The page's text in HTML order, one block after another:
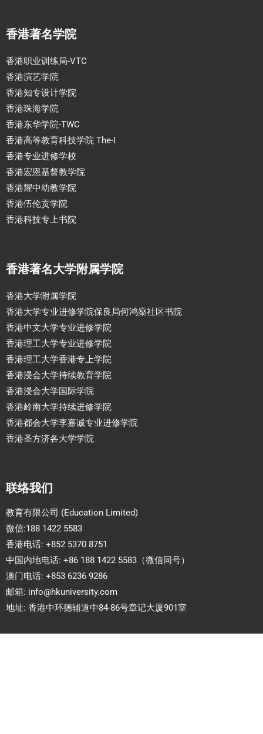
香港著名学院
香港职业训练局-VTC
香港演艺学院
香港知专设计学院
香港珠海学院
香港东华学院-TWC
香港高等教育科技学院 The-I
香港专业进修学校
香港宏恩基督教学院
香港耀中幼教学院
香港伍伦贡学院
香港科技专上书院
香港著名大学附属学院
香港大学附属学院
香港大学专业进修学院保良局何鸿燊社区书院
香港中文大学专业进修学院
香港理工大学专业进修学院
香港理工大学香港专上学院
香港浸会大学持续教育学院
香港浸会大学国际学院
香港岭南大学持续进修学院
香港都会大学李嘉诚专业进修学院
香港圣方济各大学学院
联络我们
教育有限公司 (Education Limited)
微信:188 1422 5583
香港电话: +852 5370 8751
中国内地电话: +86 188 1422 5583（微信同号）
澳门电话: +853 6236 9286
邮箱: info@hkuniversity.com
地址: 香港中环德辅道中84-86号章记大厦901室